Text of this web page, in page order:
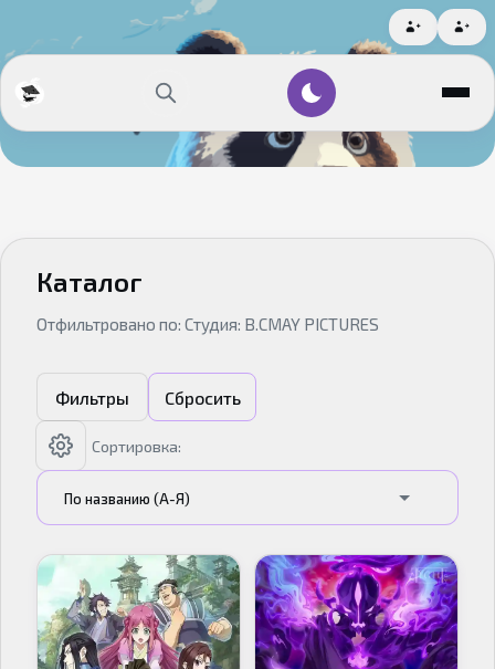
Каталог
Отфильтровано по: Студия: B.CMAY PICTURES
Фильтры Сбросить
Сортировка:
По названию (А-Я)